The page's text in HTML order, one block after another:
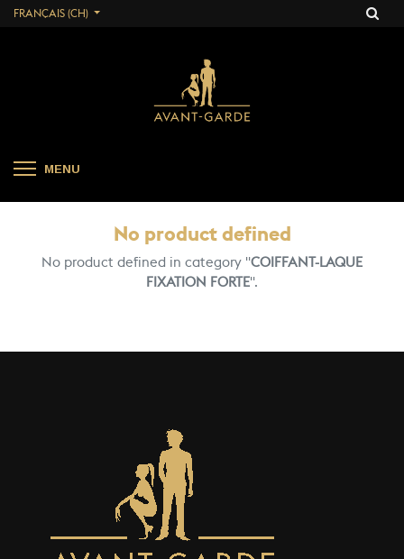
FRANÇAIS (CH)
MENU
No product defined
No product defined in category "COIFFANT-LAQUE
FIXATION FORTE".